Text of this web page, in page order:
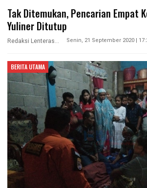
Tak Ditemukan, Pencarian Empat
Yuliner Ditutup
Redaksi Lenterasultra Senin, 21 September 2020 |
BERITA UTAMA